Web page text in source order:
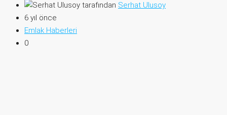
tarafından Serhat Ulusoy
6 yıl önce
Emlak Haberleri
0